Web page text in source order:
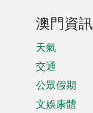
澳門資訊
天氣
交通
公眾假期
文娛康體